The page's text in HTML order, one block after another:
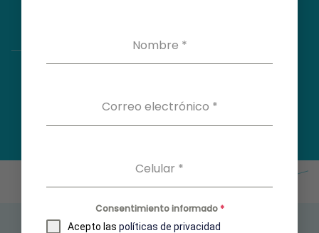
Nombre *
Correo electrónico *
Celular *
Consentimiento informado*
Acepto las políticas de privacidad